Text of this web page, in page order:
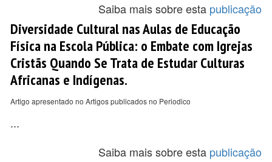
Saiba mais sobre esta publicação
Diversidade Cultural nas Aulas de Educação
Física na Escola Pública: o Embate com Igrejas
Cristãs Quando Se Trata de Estudar Culturas
Africanas e Indígenas.
Artigo apresentado no Artigos publicados no Periodico
...
Saiba mais sobre esta publicação